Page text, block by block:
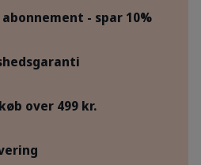
- spar 10%
over 499 kr.